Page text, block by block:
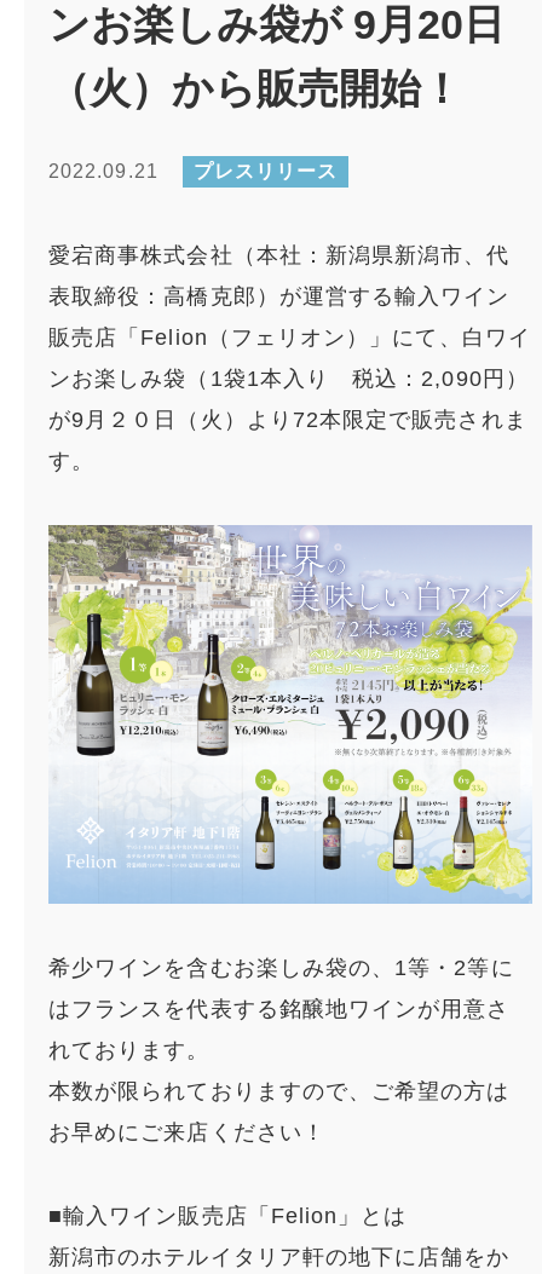
ンお楽しみ袋が 9月20日
（火）から販売開始！
2022.09.21 プレスリリース
愛宕商事株式会社（本社：新潟県新潟市、代
表取締役：高橋克郎）が運営する輸入ワイン
販売店「Felion（フェリオン）」にて、白ワイ
ンお楽しみ袋（1袋1本入り 税込：2,090円）
が9月２０日（火）より72本限定で販売されま
す。
希少ワインを含むお楽しみ袋の、1等・2等に
はフランスを代表する銘醸地ワインが用意さ
れております。
本数が限られておりますので、ご希望の方は
お早めにご来店ください！
■輸入ワイン販売店「Felion」とは
新潟市のホテルイタリア軒の地下に店舗をか